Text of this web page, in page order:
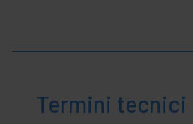
Termini tecnici